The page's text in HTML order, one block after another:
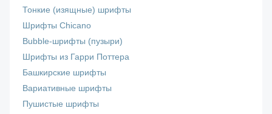
Тонкие (изящные) шрифты
Шрифты Chicano
Bubble-шрифты (пузыри)
Шрифты из Гарри Поттера
Башкирские шрифты
Вариативные шрифты
Пушистые шрифты